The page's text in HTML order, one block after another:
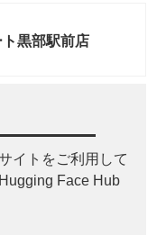
黒部駅前店
イトをご利用して
Face Hub